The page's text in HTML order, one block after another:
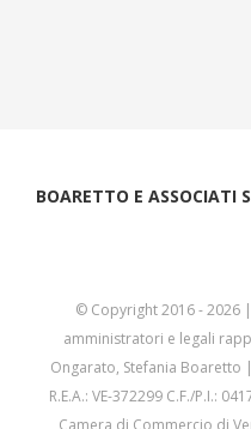
BOARETTO E ASSOCIATI
© Copyright 2016 -2026
amministratori e legali
Ongarato, Stefania
R.E.A.: VE-372299 C.F./P.I.:
Camera di Commercio di